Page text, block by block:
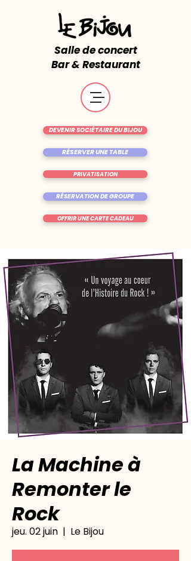
Salle de concert
Bar & Restaurant
RÉSERVER UNE TABLE
OFFRIR UNE CARTE CADEAU
DEVENIR SOCIÉTAIRE DU BIJOU
RÉSERVATION DE GROUPE
PRIVATISATION
La Machine à
Remonter le
Rock
jeu. 02 juin
  |
Le Bijou